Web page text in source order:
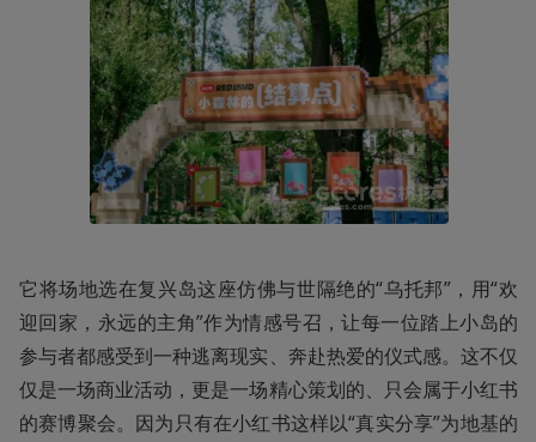
它将场地选在复兴岛这座仿佛与世隔绝的“乌托邦”，用“欢
迎回家，永远的主角”作为情感号召，让每一位踏上小岛的
参与者都感受到一种逃离现实、奔赴热爱的仪式感。这不仅
仅是一场商业活动，更是一场精心策划的、只会属于小红书
的赛博聚会。因为只有在小红书这样以“真实分享”为地基的